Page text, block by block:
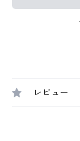
レビュー